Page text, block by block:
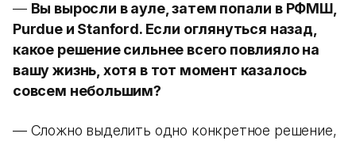
— Вы выросли в ауле, затем попали в РФМШ,
Purdue и Stanford. Если оглянуться назад,
какое решение сильнее всего повлияло на
вашу жизнь, хотя в тот момент казалось
совсем небольшим?
— Сложно выделить одно конкретное решение,